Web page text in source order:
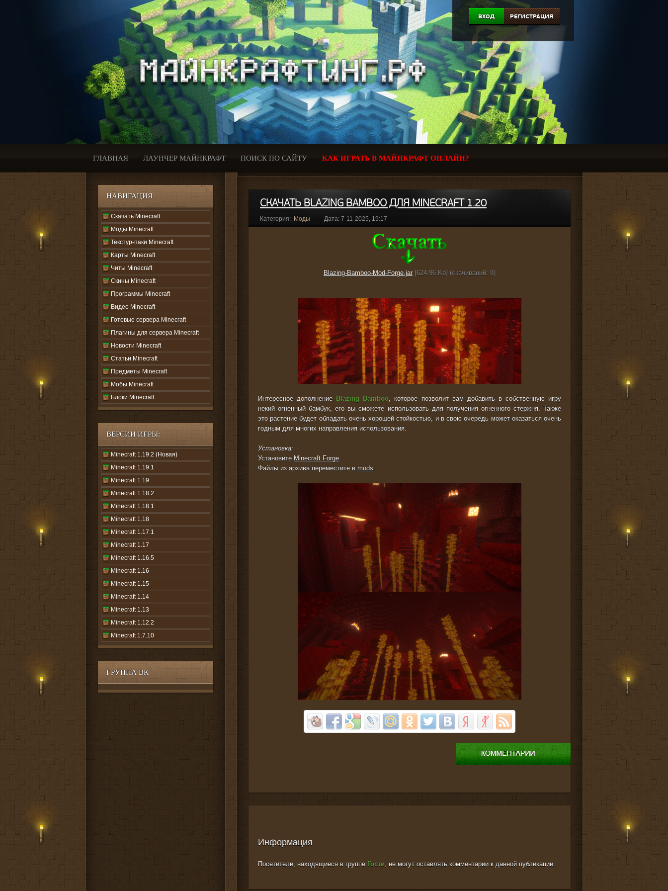
ВХОД РЕГИСТРАЦИЯ
ГЛАВНАЯ ЛАУНЧЕР МАЙНКРАФТ ПОИСК ПО САЙТУ КАК ИГРАТЬ В МАЙНКРАФТ ОНЛАЙН?
НАВИГАЦИЯ
Скачать Minecraft
Моды Minecraft
Текстур-паки Minecraft
Карты Minecraft
Читы Minecraft
Скины Minecraft
Программы Minecraft
Видео Minecraft
Готовые сервера Minecraft
Плагины для сервера Minecraft
Новости Minecraft
Статьи Minecraft
Предметы Minecraft
Мобы Minecraft
Блоки Minecraft
ВЕРСИИ ИГРЫ:
Minecraft 1.19.2 (Новая)
Minecraft 1.19.1
Minecraft 1.19
Minecraft 1.18.2
Minecraft 1.18.1
Minecraft 1.18
Minecraft 1.17.1
Minecraft 1.17
Minecraft 1.16.5
Minecraft 1.16
Minecraft 1.15
Minecraft 1.14
Minecraft 1.13
Minecraft 1.12.2
Minecraft 1.7.10
ГРУППА ВК
СКАЧАТЬ BLAZING BAMBOO ДЛЯ MINECRAFT 1.20
Категория: Моды Дата: 7-11-2025, 19:17
Blazing-Bamboo-Mod-Forge.jar [624.96 Kb] (cкачиваний: 8)
Интересное дополнение Blazing Bamboo, которое позволит вам добавить в собственную игру
некий огненный бамбук, его вы сможете использовать для получения огненного стержня. Также
это растение будет обладать очень хорошей стойкостью, и в свою очередь может оказаться очень
годным для многих направления использования.
Установка:
Установите Minecraft Forge
Файлы из архива переместите в mods
Информация
Посетители, находящиеся в группе Гости, не могут оставлять комментарии к данной публикации.